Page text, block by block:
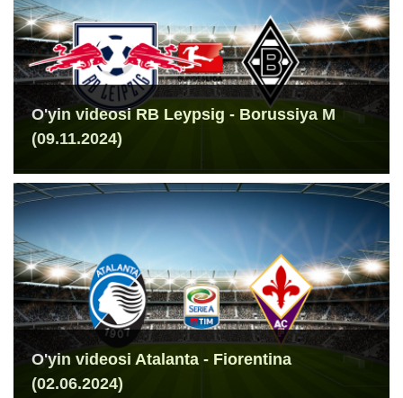
O'yin videosi RB Leypsig - Borussiya M
(09.11.2024)
O'yin videosi Atalanta - Fiorentina
(02.06.2024)